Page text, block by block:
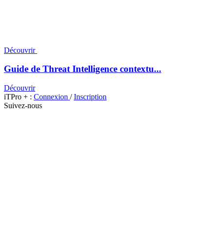
Découvrir
Guide de Threat Intelligence contextu...
Découvrir
iTPro + : Connexion /Inscription
Suivez-nous